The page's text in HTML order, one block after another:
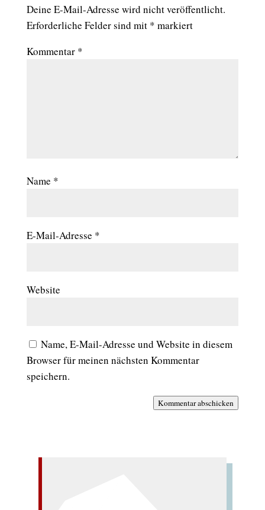
Deine E-Mail-Adresse wird nicht veröffentlicht.
Erforderliche Felder sind mit * markiert
Kommentar *
Name *
E-Mail-Adresse *
Website
Name, E-Mail-Adresse und Website in diesem
Browser für meinen nächsten Kommentar
speichern.
Kommentar abschicken